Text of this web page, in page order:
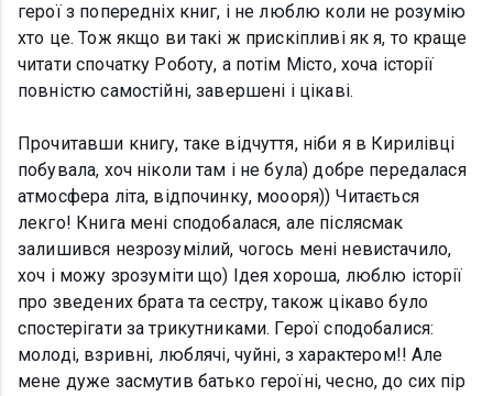
герої з попередніх книг, і не люблю коли не розумію
хто це. Тож якщо ви такі ж прискіпливі як я, то краще
читати спочатку Роботу, а потім Місто, хоча історії
повністю самостійні, завершені і цікаві.
Прочитавши книгу, таке відчуття, ніби я в Кирилівці
побувала, хоч ніколи там і не була) добре передалася
атмосфера літа, відпочинку, моооря)) Читається
лекго! Книга мені сподобалася, але післясмак
залишився незрозумілий, чогось мені невистачило,
хоч і можу зрозуміти що) Ідея хороша, люблю історії
про зведених брата та сестру, також цікаво було
спостерігати за трикутниками. Герої сподобалися:
молоді, взривні, люблячі, чуйні, з характером!! Але
мене дуже засмутив батько героїні, чесно, до сих пір